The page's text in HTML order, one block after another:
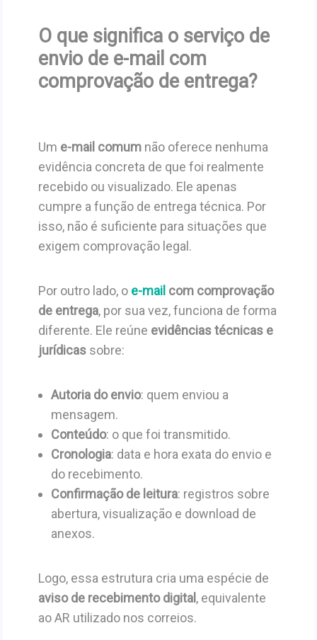
O que significa o serviço de
envio de e-mail com
comprovação de entrega?
Um e-mail comumnão oferece nenhuma
evidência concreta de que foi realmente
recebido ou visualizado. Ele apenas
cumpre a função de entrega técnica. Por
isso, não é suficiente para situações que
exigem comprovação legal.
Por outro lado, o e-mailcom comprovação
de entrega, por sua vez, funciona de forma
diferente. Ele reúne evidências técnicas e
jurídicassobre:
Autoria do envio: quem enviou a
mensagem.
Conteúdo: o que foi transmitido.
Cronologia: data e hora exata do envio e
do recebimento.
Confirmação de leitura: registros sobre
abertura, visualização e download de
anexos.
Logo, essa estrutura cria uma espécie de
aviso de recebimento digital, equivalente
ao AR utilizado nos correios.